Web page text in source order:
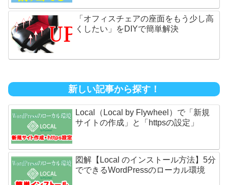
「オフィスチェアの座面をもう少し高
くしたい」をDIYで簡単解決
新しい記事から探す！
Local（Local by Flywheel）で「新規
サイトの作成」と「httpsの設定」
図解【Local のインストール方法】5分
でできるWordPressのローカル環境